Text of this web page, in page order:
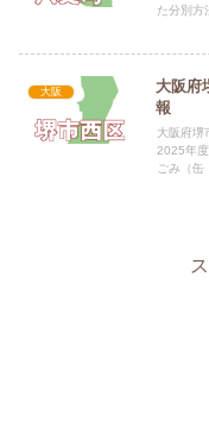
た分別方
大阪
大阪府
報
大阪府堺
2025年
ごみ（缶